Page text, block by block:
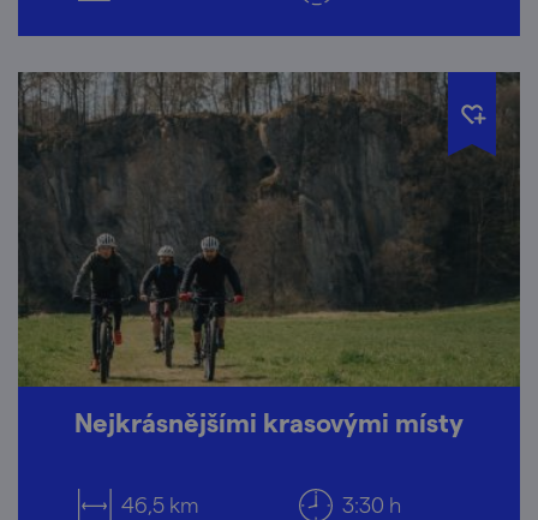
Nejkrásnějšími krasovými místy
46,5 km
3:30 h